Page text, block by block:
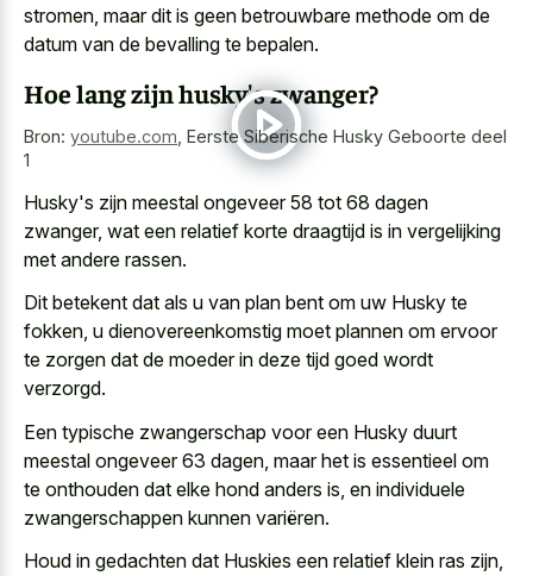
stromen, maar dit is geen betrouwbare methode om de
datum van de bevalling te bepalen.
Hoe lang zijn husky's zwanger?
Bron: youtube.com Eerste Siberische Husky Geboorte deel
1
Husky's zijn meestal ongeveer 58 tot 68 dagen
zwanger, wat een relatief korte draagtijd is in vergelijking
met andere rassen.
Dit betekent dat als u van plan bent om uw Husky te
fokken, u dienovereenkomstig moet plannen om ervoor
te zorgen dat de moeder in deze tijd goed wordt
verzorgd.
Een typische zwangerschap voor een Husky duurt
meestal ongeveer 63 dagen, maar het is essentieel om
te onthouden dat elke hond anders is, en individuele
zwangerschappen kunnen variëren.
Houd in gedachten dat Huskies een relatief klein ras zijn,